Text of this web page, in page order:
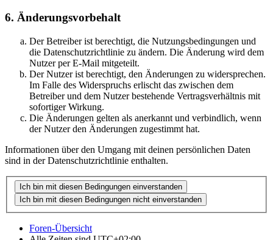
6. Änderungsvorbehalt
Der Betreiber ist berechtigt, die Nutzungsbedingungen und
die Datenschutzrichtlinie zu ändern. Die Änderung wird dem
Nutzer per E-Mail mitgeteilt.
Der Nutzer ist berechtigt, den Änderungen zu widersprechen.
Im Falle des Widerspruchs erlischt das zwischen dem
Betreiber und dem Nutzer bestehende Vertragsverhältnis mit
sofortiger Wirkung.
Die Änderungen gelten als anerkannt und verbindlich, wenn
der Nutzer den Änderungen zugestimmt hat.
Informationen über den Umgang mit deinen persönlichen Daten
sind in der Datenschutzrichtlinie enthalten.
Foren-Übersicht